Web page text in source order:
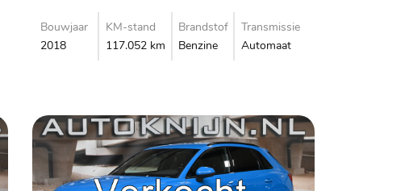
Bouwjaar
2018
KM-stand
117.052 km
Brandstof
Benzine
Transmissie
Automaat